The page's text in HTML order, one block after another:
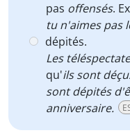
pas offensés.
tu n'aimes pas
dépités.
Les
qu'ils sont
sont dépités
anniversaire.